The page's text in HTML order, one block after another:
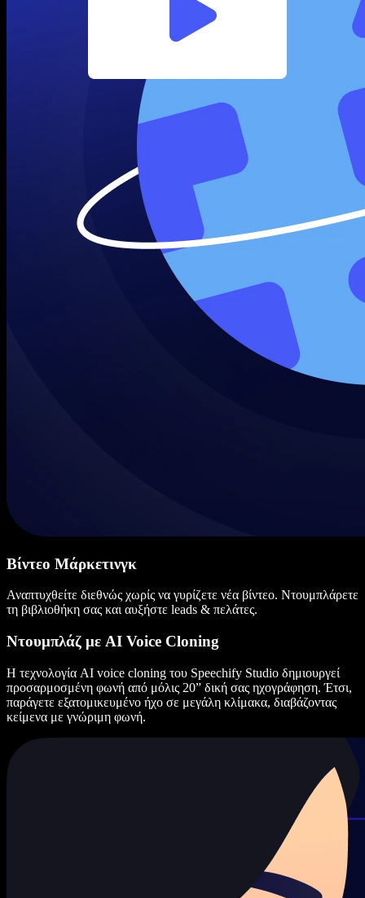
Βίντεο Μάρκετινγκ
Αναπτυχθείτε διεθνώς χωρίς να γυρίζετε νέα βίντεο. Ντουμπλάρετε
τη βιβλιοθήκη σας και αυξήστε leads & πελάτες.
Ντουμπλάζ με AI Voice Cloning
Η τεχνολογία AI voice cloning του Speechify Studio δημιουργεί
προσαρμοσμένη φωνή από μόλις 20” δική σας ηχογράφηση. Έτσι,
παράγετε εξατομικευμένο ήχο σε μεγάλη κλίμακα, διαβάζοντας
κείμενα με γνώριμη φωνή.